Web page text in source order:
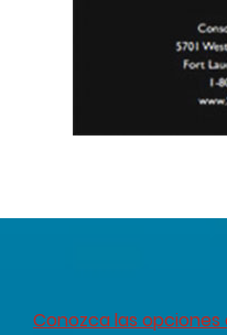
Conozca las opciones